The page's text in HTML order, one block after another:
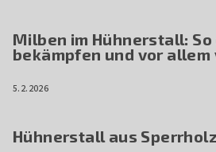
Milben im Hühnerstall:
bekämpfen und vor allem
5.2.2026
Hühnerstall aus